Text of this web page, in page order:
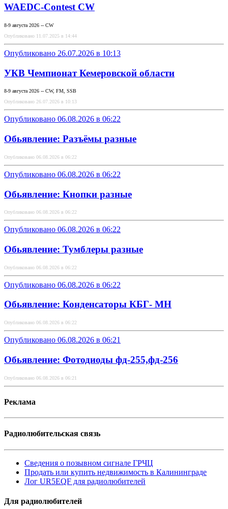
WAEDC-Contest CW
8-9 августа 2026 -- CW
Опубликовано 11.07.2025 в 14:44
Опубликовано 26.07.2026 в 10:13
УКВ Чемпионат Кемеровской области
8-9 августа 2026 -- CW, FM, SSB
Опубликовано 26.07.2026 в 10:13
Опубликовано 06.08.2026 в 06:22
Обьявление: Разъёмы разные
Опубликовано 06.08.2026 в 06:22
Опубликовано 06.08.2026 в 06:22
Обьявление: Кнопки разные
Опубликовано 06.08.2026 в 06:22
Опубликовано 06.08.2026 в 06:22
Обьявление: Тумблеры разные
Опубликовано 06.08.2026 в 06:22
Опубликовано 06.08.2026 в 06:22
Обьявление: Конденсаторы КБГ- МН
Опубликовано 06.08.2026 в 06:22
Опубликовано 06.08.2026 в 06:21
Обьявление: Фотодиоды фд-255,фд-256
Опубликовано 06.08.2026 в 06:21
Реклама
Радиолюбительская связь
Сведения о позывном сигнале ГРЧЦ
Продать или купить недвижимость в Калининграде
Лог UR5EQF для радиолюбителей
Для радиолюбителей